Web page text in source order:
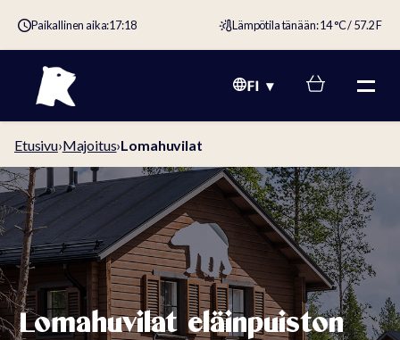
Paikallinen aika:17:18 Lämpötila tänään: 14 °C / 57.2 F
FI
Etusivu›Majoitus›Lomahuvilat
Lomahuvilat eläinpuiston